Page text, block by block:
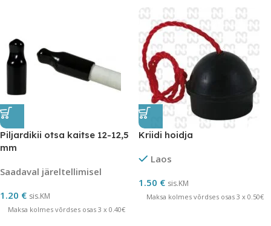
Piljardikii otsa kaitse 12-12,5
mm
Saadaval järeltellimisel
1.20 € sis.KM
Maksa kolmes võrdses osas 3 x 0.40€
Kriidi hoidja
Laos
1.50 € sis.KM
Maksa kolmes võrdses osas 3 x 0.50€